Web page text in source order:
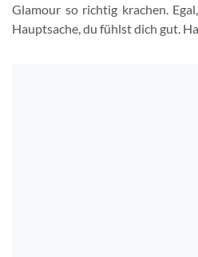
Glamour so richtig krachen.
Hauptsache, du fühlst dich gut.